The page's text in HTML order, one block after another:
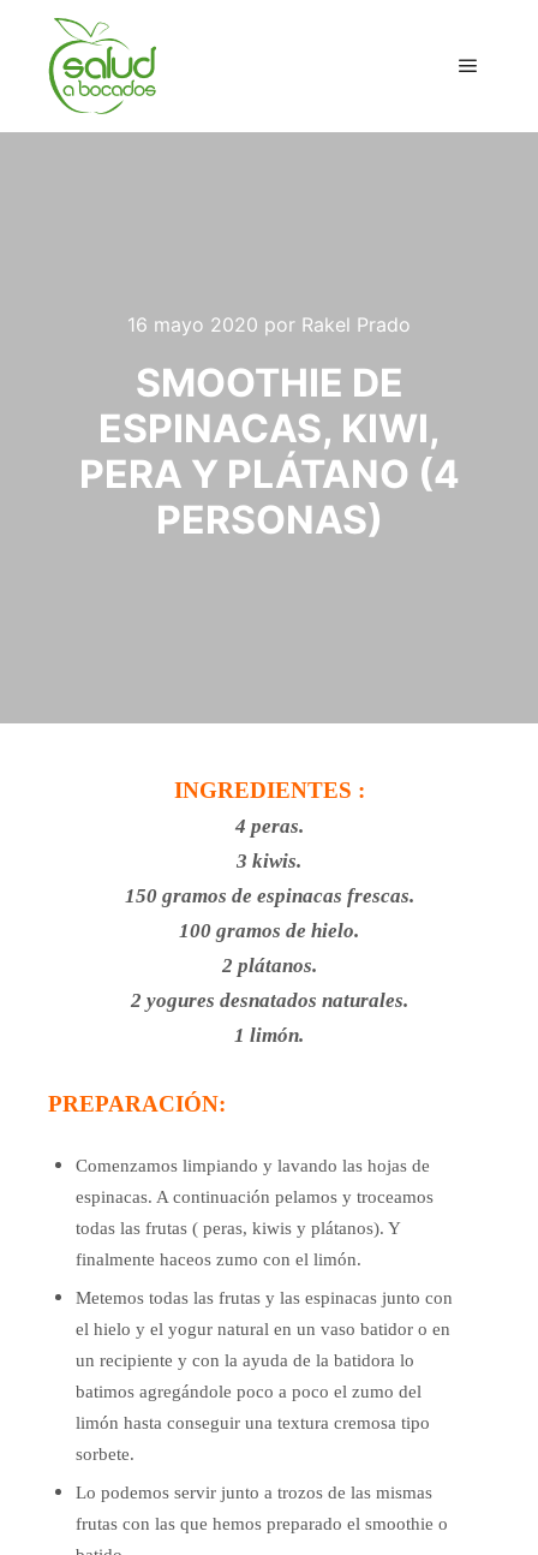
16 mayo 2020 por Rakel Prado
SMOOTHIE DE
ESPINACAS, KIWI,
PERA Y PLÁTANO (4
PERSONAS)
INGREDIENTES :
4 peras.
3 kiwis.
150 gramos de espinacas frescas.
100 gramos de hielo.
2 plátanos.
2 yogures desnatados naturales.
1 limón.
PREPARACIÓN:
Comenzamos limpiando y lavando las hojas de
espinacas. A continuación pelamos y troceamos
todas las frutas ( peras, kiwis y plátanos). Y
finalmente haceos zumo con el limón.
Metemos todas las frutas y las espinacas junto con
el hielo y el yogur natural en un vaso batidor o en
un recipiente y con la ayuda de la batidora lo
batimos agregándole poco a poco el zumo del
limón hasta conseguir una textura cremosa tipo
sorbete.
Lo podemos servir junto a trozos de las mismas
frutas con las que hemos preparado el smoothie o